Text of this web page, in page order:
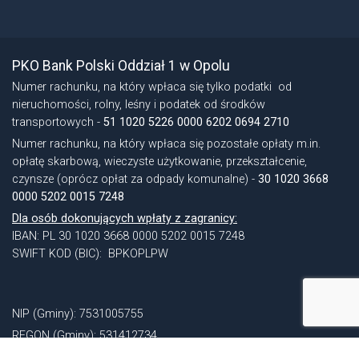
PKO Bank Polski Oddział 1 w Opolu
Numer rachunku, na który wpłaca się tylko podatki od
nieruchomości, rolny, leśny i podatek od środków
transportowych - 51 1020 5226 0000 6202 0694 2710
Numer rachunku, na który wpłaca się pozostałe opłaty m.in.
opłatę skarbową, wieczyste użytkowanie, przekształcenie,
czynsze (oprócz opłat za odpady komunalne) - 30 1020 3668
0000 5202 0015 7248
Dla osób dokonujących wpłaty z zagranicy:
IBAN: PL 30 1020 3668 0000 5202 0015 7248
SWIFT KOD (BIC): BPKOPLPW
NIP (Gminy): 7531005755
REGON (Gminy): 531412734